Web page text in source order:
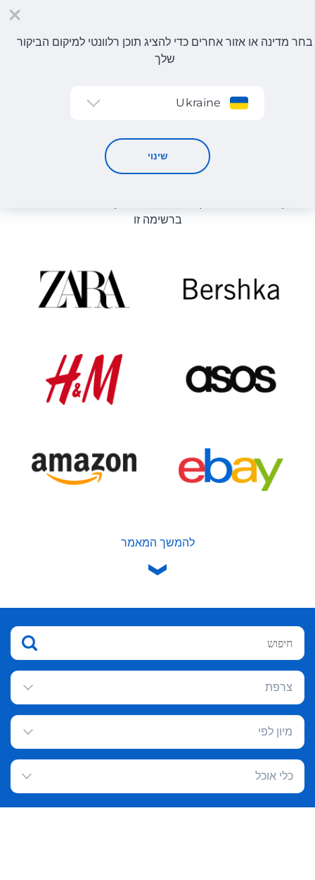
בחר מדינה או אזור אחרים כדי להציג תוכן רלוונטי למיקום הביקור
שלך
Ukraine
שינוי
קטלוג חנויות
קטלוג חנויות
ברשימה זו
להמשך המאמר
צרפת
מיון לפי
כלי אוכל